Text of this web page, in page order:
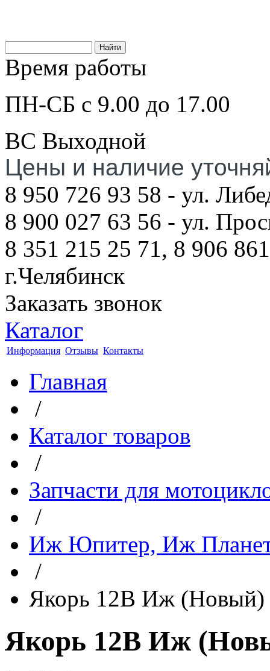
Время работы
ПН-СБ с 9.00 до 17.00
ВС Выходной
Цены и наличие
8 950 726 93 58 - ул.
8 900 027 63 56 - ул.
8 351 215 25 71, 8 906
г.Челябинск
Заказать звонок
Каталог
Информация Отзывы Контакты
Главная
/
Каталог товаров
/
Запчасти для
/
Иж Юпитер, Иж
/
Якорь 12В Иж (Новый)
Якорь 12В Иж